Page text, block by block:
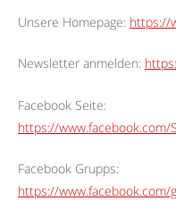
Unsere Homepage: https://
Newsletter anmelden:
Facebook Seite:
https://www.facebook.com/
Facebook Grupps:
https://